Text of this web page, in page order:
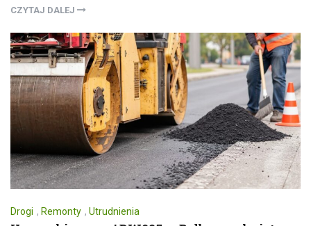
CZYTAJ DALEJ
Drogi , Remonty , Utrudnienia